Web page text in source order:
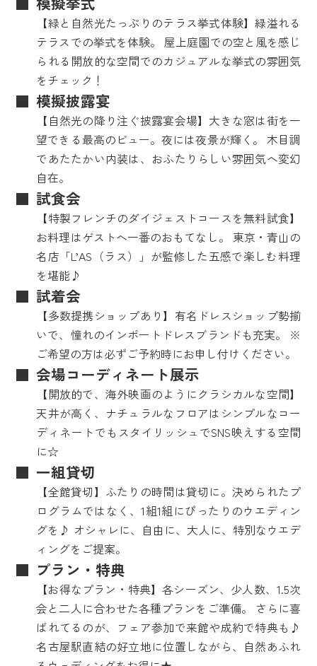
【緑と自然光たっぷりのテラス挙式体験】緑溢れる
テラスでの挙式を体験。 屋上庭園での空と風を感じ
られる開放的な空間でのカジュアルな挙式の雰囲気
をチェック！
模擬披露宴
【自然光の降り注ぐ披露宴会場】大きな窓は街を一
望できる最高のビュー。夜には夜景が輝く。 木目調
であたたかい内装は、おふたりらしい雰囲気へ変幻
自在。
試食会
【特製フレンチのダイジェストコースを無料試食】
お料理はゲストへ一番のおもてなし。 東京・青山の
名店「L’AS（ラス）」が監修した五感で楽しむ料理
を堪能♪
試着会
【多数提携ショップあり】有名ドレスショップ勢揃
いで、憧れのインポートドレスブランドも充実。 ※
ご希望の方は必ずご予約時にお申し付けください。
会場コーディネート展示
【開放的で、海外映画のようにクラシカルな空間】
天井が高く、ナチュラルなフロアはシンプルなコー
ディネートでもスタイリッシュでSNS映えする空間
に☆
一組貸切
【全館貸切】ふたりの時間は貸切に。決められたプ
ログラムではなく、1組1組にぴったりのウエディン
グを♪ オシャレに、自由に、大人に、特別なウエデ
ィングをご提案。
プラン・特典
【お得なプラン・特典】各シーズン、少人数、1.5次
会と二人に合わせた各種プランをご準備。 さらに喜
ばれてるのが、フェア参加で来館や成約で特典も♪
名古屋駅直結の好立地に位置しながら、自然あふれ